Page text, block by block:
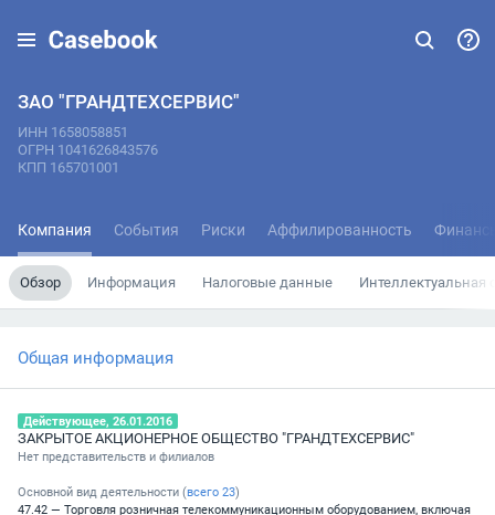
ЗАО "ГРАНДТЕХСЕРВИС"
ИНН 1658058851
ОГРН 1041626843576
КПП 165701001
Компания События Риски Аффилированность
Обзор Информация Налоговые данные Интеллектуальная
Общая информация
Действующее, 26.01.2016
ЗАКРЫТОЕ АКЦИОНЕРНОЕ ОБЩЕСТВО "ГРАНДТЕХСЕРВИС"
Нет представительств и филиалов
Основной вид деятельности (всего 23)
47.42 — Торговля розничная телекоммуникационным оборудованием, включая